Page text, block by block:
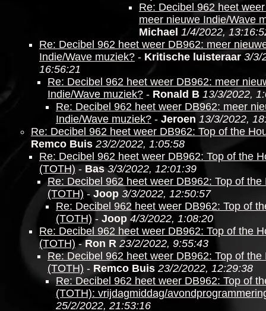
Re: Decibel 962 heet
meer nieuwe Indie/Wave
Michael 1/4/2022,
Re: Decibel 962 heet weer DB962: meer
Indie/Wave muziek? - Kritische luisteraar 3/3/
16:56:21
Re: Decibel 962 heet weer DB962: meer
Indie/Wave muziek? - Ronald B 13/3/2022,
Re: Decibel 962 heet weer DB962: meer
Indie/Wave muziek? - Jeroen 13/3/2022,
Re: Decibel 962 heet weer DB962: Top of the
Remco Buis 23/2/2022, 1:05:58
Re: Decibel 962 heet weer DB962: Top of the
(TOTH) - Bas 3/3/2022, 12:01:39
Re: Decibel 962 heet weer DB962: Top of the
(TOTH)- Joop 3/3/2022, 12:50:57
Re: Decibel 962 heet weer DB962: Top of
(TOTH) - Joop 4/3/2022, 1:08:20
Re: Decibel 962 heet weer DB962: Top of the
(TOTH) -Ron R 23/2/2022, 9:55:43
Re: Decibel 962 heet weer DB962: Top of the
(TOTH) - Remco Buis 23/2/2022, 12:29:38
Re: Decibel 962 heet weer DB962: Top of
(TOTH): vrijdagmiddag/
25/2/2022, 21:53:16